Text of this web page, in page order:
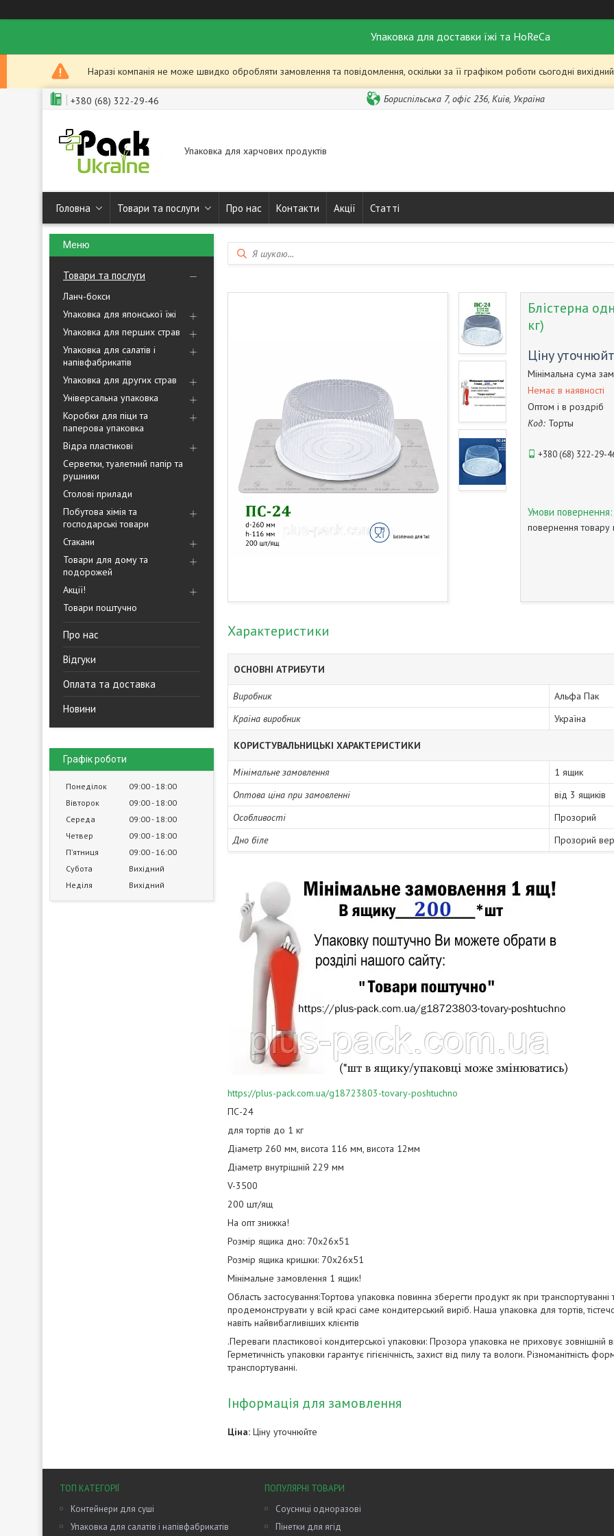
Упаковка для доставки їжі та HoReCa
Наразі компанія не може швидко обробляти замовлення та повідомлення, оскільки за її графіком роботи сьогодні
+380 (68) 322-29-46 Бориспільська 7, офіс 236, Київ, Україна
Упаковка для харчових продуктів
Головна Товари та послуги Про нас Контакти Акції Статті
Товари та послуги
Ланч-бокси
Упаковка для японської їжі
Упаковка для перших страв
Упаковка для салатів і
напівфабрикатів
Упаковка для других страв
Універсальна упаковка
Коробки для піци та
паперова упаковка
Відра пластикові
Серветки, туалетний папір та
рушники
Столові прилади
Побутова хімія та
господарські товари
Стакани
Товари для дому та
подорожей
Акції!
Товари поштучно
Про нас
Відгуки
Оплата та доставка
Новини
Графік роботи
Понеділок 09:00 18:00
Вівторок
09:00 18:00
Середа
09:00 18:00
Четвер
09:00 18:00
Пʼятниця
09:00 16:00
Субота
Вихідний
Неділя
Вихідний
Блістерна
кг)
Ціну
Мінімальна сума
Немає в наявності
Оптом і в роздріб
Код: Торты
+380 (68) 322-29-
повернення
Характеристики
ОСНОВНІ АТРИБУТИ
Виробник
Альфа Пак
Країна виробник
Україна
КОРИСТУВАЛЬНИЦЬКІ ХАРАКТЕРИСТИКИ
Мінімальне замовлення
1 ящик
Оптова ціна при замовленні
від 3 ящиків
Особливості
Прозорий
Дно біле
Прозорий
https://plus-pack.com.ua/g18723803-tovary-poshtuchno
ПС-24
для тортів до 1 кг
Діаметр 260 мм, висота 116 мм, висота 12мм
Діаметр внутрішній 229 мм
V-3500
200 шт/ящ
На опт знижка!
Розмір ящика дно: 70х26х51
Розмір ящика кришки: 70х26х51
Мінімальне замовлення 1 ящик!
Область застосування:Тортова упаковка повинна зберегти продукт як при транспортуванні
продемонструвати у всій красі саме кондитерський виріб. Наша упаковка для тортів,
навіть найвибагливіших клієнтів
.Переваги пластикової кондитерської упаковки: Прозора упаковка не приховує зовнішній
Герметичність упаковки гарантує гігієнічність, захист від пилу та вологи. Різноманітність
транспортуванні.
Інформація для замовлення
Ціна: Ціну уточнюйте
ТОП КАТЕГОРІЇ
Контейнери для суші
Упаковка для салатів і напівфабрикатів
ПОПУЛЯРНІ ТОВАРИ
Соусниці одноразові
Пінетки для ягід